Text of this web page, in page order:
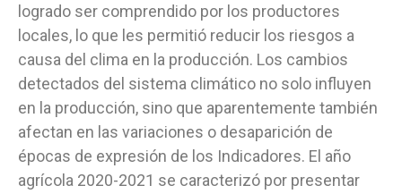
logrado ser comprendido por los productores
locales, lo que les permitió reducir los riesgos a
causa del clima en la producción. Los cambios
detectados del sistema climático no solo influyen
en la producción, sino que aparentemente también
afectan en las variaciones o desaparición de
épocas de expresión de los Indicadores. El año
agrícola 2020-2021 se caracterizó por presentar